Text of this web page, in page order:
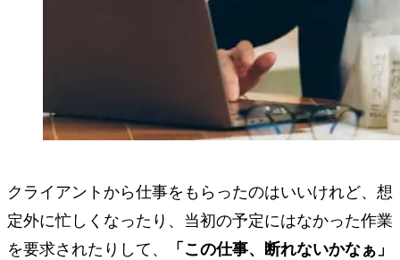
クライアントから仕事をもらったのはいいけれど、想
定外に忙しくなったり、当初の予定にはなかった作業
を要求されたりして、
「この仕事、断れないかなぁ」